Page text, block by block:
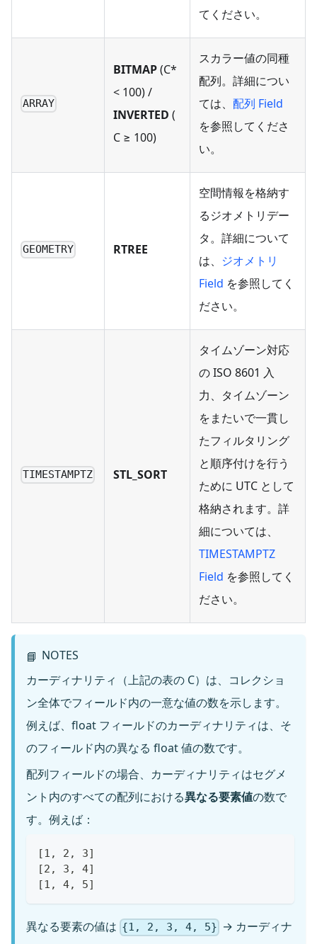
てください。
ARRAY
BITMAP(C*
< 100) /
INVERTED (
C ≥ 100)
スカラー値の同種
配列。詳細につい
ては、 配列 Field
を参照してくださ
い。
GEOMETRY RTREE
空間情報を格納す
るジオメトリデー
タ。詳細について
は、 ジオメトリ
Field を参照してく
ださい。
TIMESTAMPTZ STL_SORT
タイムゾーン対応
の ISO 8601 入
力、タイムゾーン
をまたいで一貫し
たフィルタリング
と順序付けを行う
ために UTC として
格納されます。詳
細については、
TIMESTAMPTZ
Field を参照してく
ださい。
📘 NOTES
カーディナリティ（上記の表の C）は、コレクショ
ン全体でフィールド内の一意な値の数を示します。
例えば、float フィールドのカーディナリティは、そ
のフィールド内の異なる float 値の数です。
配列フィールドの場合、カーディナリティはセグメ
ント内のすべての配列における異なる要素値の数で
す。例えば：
[1, 2, 3]
[2, 3, 4]
[1, 4, 5]
異なる要素の値は {1, 2, 3, 4, 5} → カーディナ